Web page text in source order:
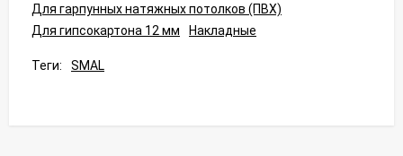
Для гарпунных натяжных потолков (ПВХ)
Для гипсокартона 12 мм
Накладные
Теги: SMAL